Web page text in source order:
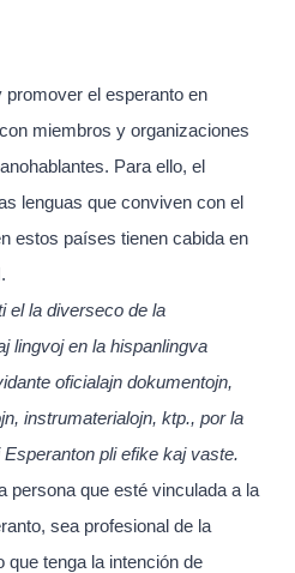
el esperanto en
miembros y organizaciones
Para ello, el
lenguas que conviven con el
estos países tienen cabida en
el la diverseco de la
lingvoj en la hispanlingva
oficialajn dokumentojn,
instrumaterialojn, ktp., por la
pli efike kaj vaste.
persona que esté vinculada a la
sea profesional de la
que tenga la intención de